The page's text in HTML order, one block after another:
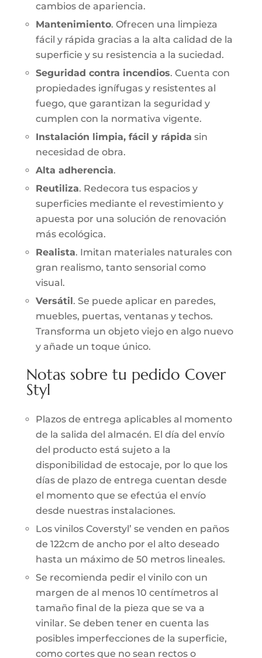
cambios de apariencia.
Mantenimiento. Ofrecen una limpieza
fácil y rápida gracias a la alta calidad de la
superficie y su resistencia a la suciedad.
Seguridad contra incendios. Cuenta con
propiedades ignífugas y resistentes al
fuego, que garantizan la seguridad y
cumplen con la normativa vigente.
Instalación limpia, fácil y rápida sin
necesidad de obra.
Alta adherencia.
Reutiliza. Redecora tus espacios y
superficies mediante el revestimiento y
apuesta por una solución de renovación
más ecológica.
Realista. Imitan materiales naturales con
gran realismo, tanto sensorial como
visual.
Versátil . Se puede aplicar en paredes,
muebles, puertas, ventanas y techos.
Transforma un objeto viejo en algo nuevo
y añade un toque único.
Notas sobre tu pedido Cover
Styl
Plazos de entrega aplicables al momento
de la salida del almacén. El día del envío
del producto está sujeto a la
disponibilidad de estocaje, por lo que los
días de plazo de entrega cuentan desde
el momento que se efectúa el envío
desde nuestras instalaciones.
Los vinilos Coverstyl’ se venden en paños
de 122cm de ancho por el alto deseado
hasta un máximo de 50 metros lineales.
Se recomienda pedir el vinilo con un
margen de al menos 10 centímetros al
tamaño final de la pieza que se va a
vinilar. Se deben tener en cuenta las
posibles imperfecciones de la superficie,
como cortes que no sean rectos o